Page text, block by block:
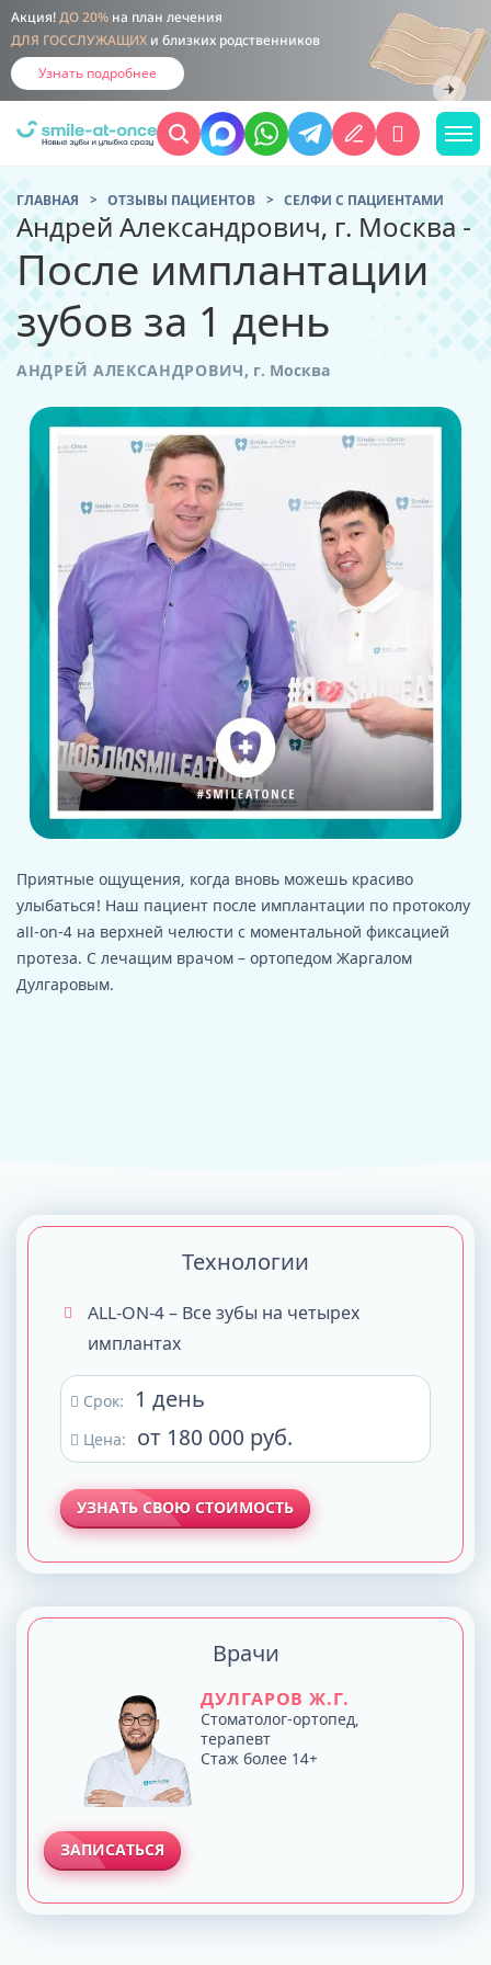
Акция! ДО 20% на план лечения
ДЛЯ ГОССЛУЖАЩИХ и близких родственников
Узнать подробнее
ГЛАВНАЯ ОТЗЫВЫ ПАЦИЕНТОВ CЕЛФИ С ПАЦИЕНТАМИ
Андрей Александрович, г. Москва -
После имплантации
зубов за 1 день
АНДРЕЙ АЛЕКСАНДРОВИЧ, г. Москва
Приятные ощущения, когда вновь можешь красиво
улыбаться! Наш пациент после имплантации по протоколу
all-on-4 на верхней челюсти с моментальной фиксацией
протеза. С лечащим врачом – ортопедом Жаргалом
Дулгаровым.
Технологии
ALL-ON-4 – Все зубы на четырех
имплантах
Срок: 1 день
Цена: от 180 000 руб.
УЗНАТЬ СВОЮ СТОИМОСТЬ
Врачи
ДУЛГАРОВ Ж.Г.
Стоматолог-ортопед,
терапевт
Стаж более 14+
ЗАПИСАТЬСЯ